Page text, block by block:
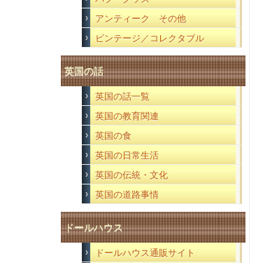
アンティーク その他
ビンテージ／コレクタブル
英国の話
英国の話一覧
英国の教育関連
英国の食
英国の日常生活
英国の伝統・文化
英国の道路事情
ドールハウス
ドールハウス通販サイト